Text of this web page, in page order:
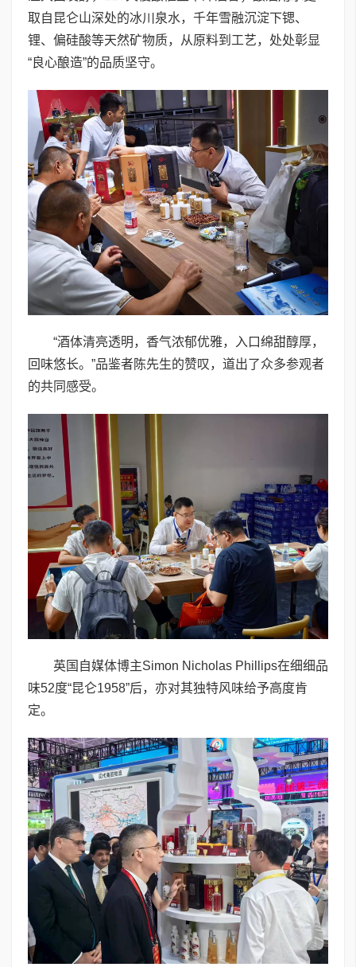
取自昆仑山深处的冰川泉水，千年雪融沉淀下锶、
锂、偏硅酸等天然矿物质，从原料到工艺，处处彰显
“良心酿造”的品质坚守。
“酒体清亮透明，香气浓郁优雅，入口绵甜醇厚，
回味悠长。”品鉴者陈先生的赞叹，道出了众多参观者
的共同感受。
英国自媒体博主Simon Nicholas Phillips在细细品
味52度“昆仑1958”后，亦对其独特风味给予高度肯
定。